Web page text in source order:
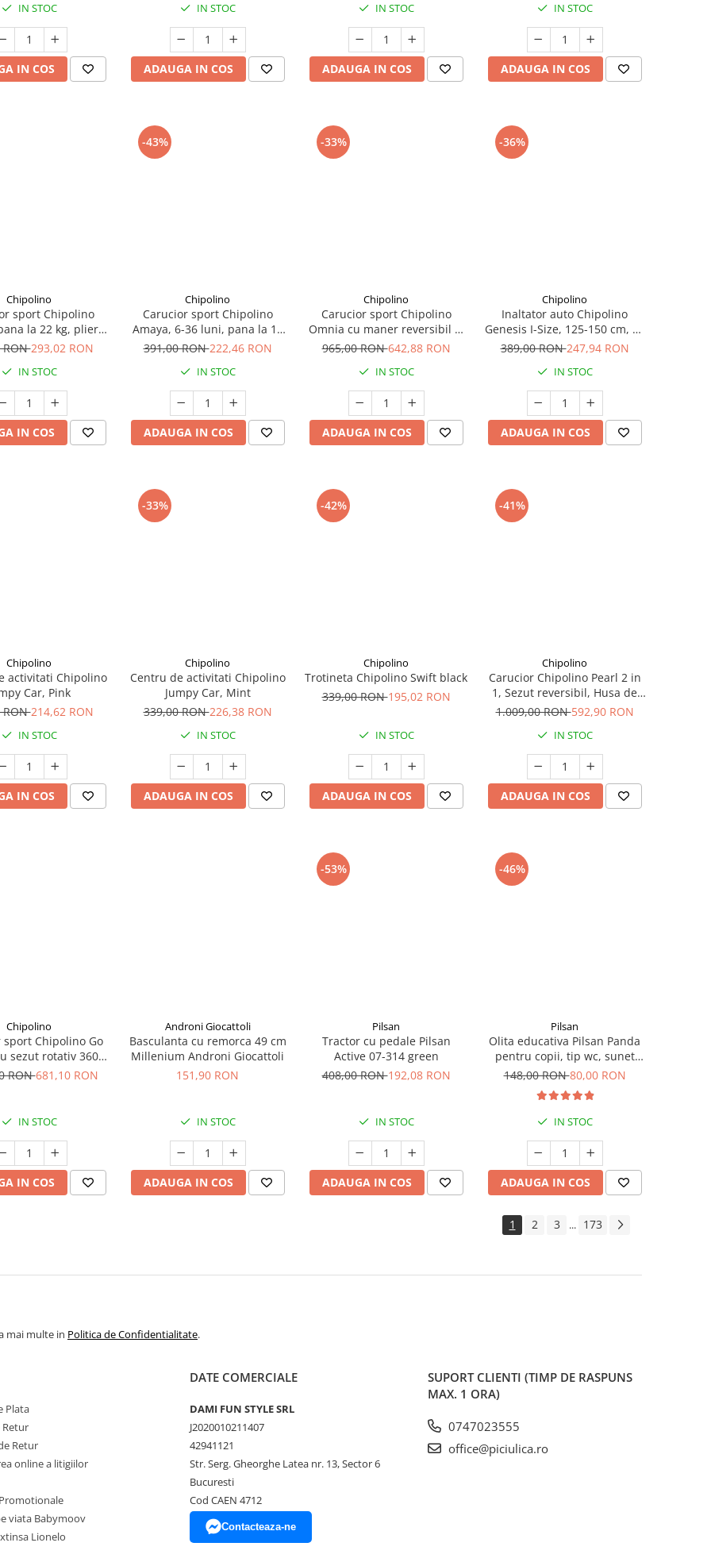
IN STOC
IN COS
IN STOC
ADAUGA IN COS
IN STOC
ADAUGA IN COS
IN STOC
ADAUGA IN COS
Chipolino
sport Chipolino
la 22 kg, pliere
mana, tip
Zebra, Negru
RON293,02 RON
IN STOC
IN COS
-43%
Chipolino
Carucior sport Chipolino
Amaya, 6-36 luni, pana la 15
kg, pliere cu o singura mana,
- Flamingo Roz
391,00 RON222,46 RON
IN STOC
ADAUGA IN COS
-33%
Chipolino
Carucior sport Chipolino
Omnia cu maner reversibil si
husa picioare, Cashmere
965,00 RON642,88 RON
IN STOC
ADAUGA IN COS
-36%
Chipolino
Inaltator auto Chipolino
Genesis I-Size, 125-150 cm, cu
sistem Isofix, Noir
389,00 RON247,94 RON
IN STOC
ADAUGA IN COS
Chipolino
activitati Chipolino
Car, Pink
RON214,62 RON
IN STOC
IN COS
-33%
Chipolino
Centru de activitati Chipolino
Jumpy Car, Mint
339,00 RON226,38 RON
IN STOC
ADAUGA IN COS
-42%
Chipolino
Trotineta Chipolino Swift black
339,00 RON195,02 RON
IN STOC
ADAUGA IN COS
-41%
Chipolino
Carucior Chipolino Pearl 2 in
1, Sezut reversibil, Husa de
picioare, Gentuta parinti,
1.009,00 RON592,90 RON
IN STOC
ADAUGA IN COS
Chipolino
sport Chipolino Go
sezut rotativ 360
cu o singura
RON681,10 RON
IN STOC
IN COS
Androni Giocattoli
Basculanta cu remorca 49 cm
Millenium Androni Giocattoli
151,90 RON
IN STOC
ADAUGA IN COS
-53%
Pilsan
Tractor cu pedale Pilsan
Active 07-314 green
408,00 RON192,08 RON
IN STOC
ADAUGA IN COS
-46%
Pilsan
Olita educativa Pilsan Panda
pentru copii, tip wc, sunet
sifon, suport hartie
148,00 RON80,00 RON
IN STOC
ADAUGA IN COS
1 2 3 ... 173
mai multe in Politica de Confidentialitate.
Plata
Retur
Retur
online a litigiilor
viata Babymoov
Lionelo
DATE COMERCIALE
DAMI FUN STYLE SRL
J2020010211407
42941121
Str. Serg. Gheorghe Latea nr. 13, Sector 6
Bucuresti
Cod CAEN 4712
Contacteaza-ne
SUPORT CLIENTI (TIMP DE RASPUNS
MAX. 1 ORA)
0747023555
office@piciulica.ro